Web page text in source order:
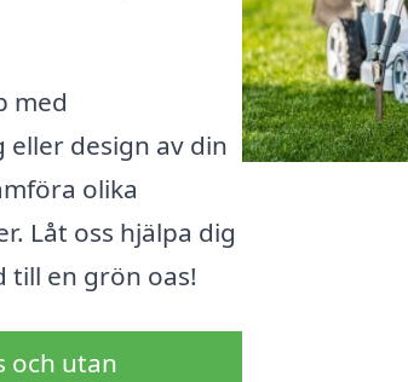
med
design av din
olika
Låt oss hjälpa dig
en grön oas!
och utan